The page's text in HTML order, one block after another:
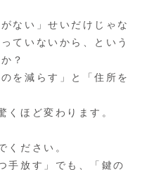
ない」せいだけじゃな
ていないから、という
？
を減らす」と「住所を
くほど変わります。
ください。
手放す」でも、「鍵の